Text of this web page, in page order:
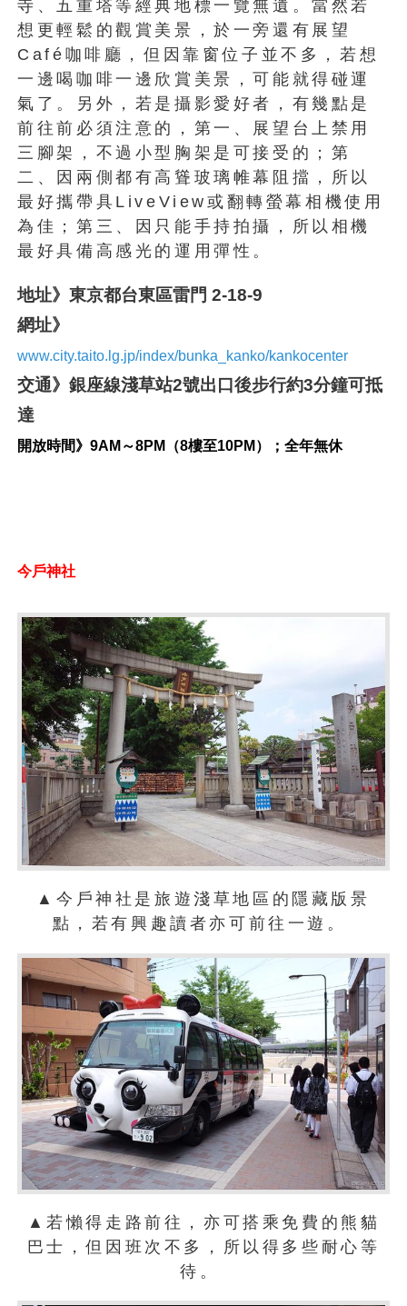
寺、五重塔等經典地標一覽無遺。當然若
想更輕鬆的觀賞美景，於一旁還有展望
Café咖啡廳，但因靠窗位子並不多，若想
一邊喝咖啡一邊欣賞美景，可能就得碰運
氣了。另外，若是攝影愛好者，有幾點是
前往前必須注意的，第一、展望台上禁用
三腳架，不過小型胸架是可接受的；第
二、因兩側都有高聳玻璃帷幕阻擋，所以
最好攜帶具LiveView或翻轉螢幕相機使用
為佳；第三、因只能手持拍攝，所以相機
最好具備高感光的運用彈性。
地址》東京都台東區雷門 2-18-9
網址》
www.city.taito.lg.jp/index/bunka_kanko/kankocenter
交通》銀座線淺草站2號出口後步行約3分鐘可抵
達
開放時間》9AM～8PM（8樓至10PM）；全年無休
今戶神社
▲今戶神社是旅遊淺草地區的隱藏版景
點，若有興趣讀者亦可前往一遊。
▲若懶得走路前往，亦可搭乘免費的熊貓
巴士，但因班次不多，所以得多些耐心等
待。